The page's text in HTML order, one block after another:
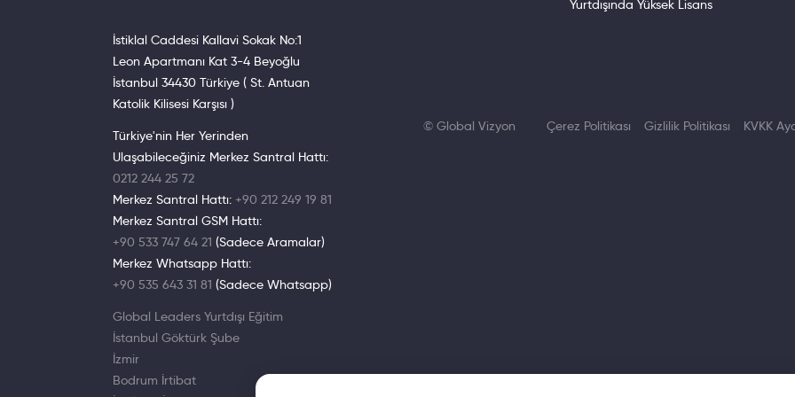
İstiklal Caddesi Kallavi Sokak No:1
Leon Apartmanı Kat 3-4 Beyoğlu
İstanbul 34430 Türkiye ( St. Antuan
Katolik Kilisesi Karşısı )
Türkiye'nin Her Yerinden
Ulaşabileceğiniz Merkez Santral Hattı:
0212 244 25 72
Merkez Santral Hattı: +90 212 249 19 81
Merkez Santral GSM Hattı:
+90 533 747 64 21 (Sadece Aramalar)
Merkez Whatsapp Hattı:
+90 535 643 31 81 (Sadece Whatsapp)
Global Leaders Yurtdışı Eğitim
İstanbul Göktürk Şube
İzmir
Bodrum İrtibat
Yurtdışında Yüksek Lisans
© Global Vizyon Çerez Politikası Gizlilik Politikası KVKK